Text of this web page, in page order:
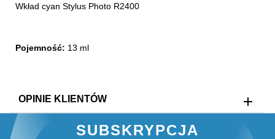
Wkład cyan Stylus Photo R2400
Pojemność: 13 ml
OPINIE KLIENTÓW
SUBSKRYPCJA